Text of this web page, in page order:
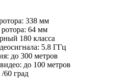
338 мм
64 мм
180 класса
5.8 ГГц
до 300 метров
до 100 метров
60 град